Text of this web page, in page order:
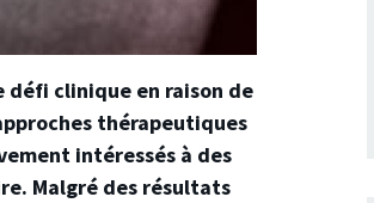
défi clinique en raison de
thérapeutiques
intéressés à des
Malgré des résultats